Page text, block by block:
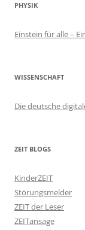
PHYSIK
Einstein für alle –
WISSENSCHAFT
Die deutsche
ZEIT BLOGS
KinderZEIT
Störungsmelder
ZEIT der Leser
ZEITansage